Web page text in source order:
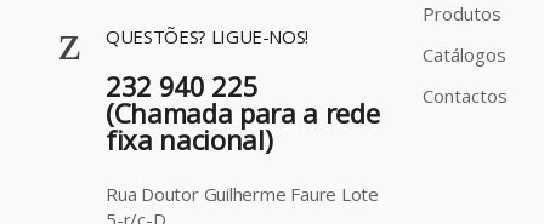
QUESTÕES? LIGUE-NOS!
232 940 225
(Chamada para a rede
fixa nacional)
Rua Doutor Guilherme Faure Lote
5-r/c-D
Produtos
Catálogos
Contactos